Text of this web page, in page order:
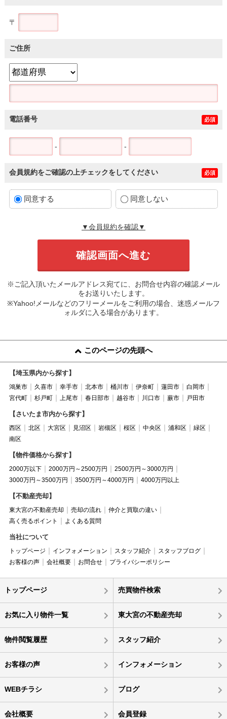
〒
ご住所
電話番号 必須
- -
会員規約をご確認の上チェックをしてください 必須
同意する 同意しない
▼会員規約を確認▼
※ご記入頂いたメールアドレス宛てに、お問合せ内容の確認メール
をお送りいたします。
※Yahoo!メールなどのフリーメールをご利用の場合、迷惑メールフ
ォルダに入る場合があります。
このページの先頭へ
【埼玉県内から探す】
鴻巣市 久喜市 幸手市 北本市 桶川市 伊奈町 蓮田市
白岡市
宮代町
杉戸町 上尾市 春日部市 越谷市 川口市 蕨市 戸田市
【さいたま市内から探す】
西区 北区 大宮区 見沼区 岩槻区 桜区 中央区 浦和区
緑区
南区
【物件価格から探す】
2000万以下 2000万円～2500万円
2500万円～3000万円
3000万円～3500万円
3500万円～4000万円 4000万円以上
【不動産売却】
東大宮の不動産売却 売却の流れ
仲介と買取の違い
高く売るポイント
よくある質問
当社について
トップページ インフォメーション スタッフ紹介
スタッフブログ
お客様の声
会社概要 お問合せ プライバシーポリシー
トップページ 売買物件検索
お気に入り物件一覧 東大宮の不動産売却
物件閲覧履歴 スタッフ紹介
お客様の声 インフォメーション
WEBチラシ ブログ
会社概要 会員登録